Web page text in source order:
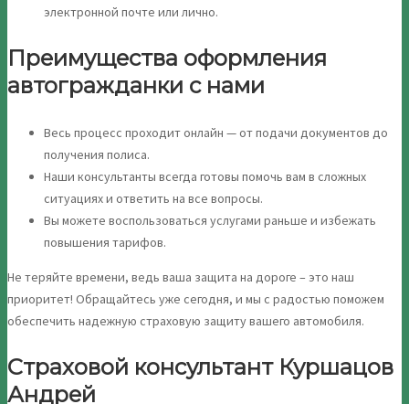
электронной почте или лично.
Преимущества оформления
автогражданки с нами
Весь процесс проходит онлайн — от подачи документов до
получения полиса.
Наши консультанты всегда готовы помочь вам в сложных
ситуациях и ответить на все вопросы.
Вы можете воспользоваться услугами раньше и избежать
повышения тарифов.
Не теряйте времени, ведь ваша защита на дороге – это наш
приоритет! Обращайтесь уже сегодня, и мы с радостью поможем
обеспечить надежную страховую защиту вашего автомобиля.
Страховой консультант Куршацов
Андрей